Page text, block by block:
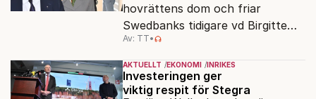
hovrättens dom och friar
Swedbanks tidigare vd Birgitte
Bonnesen från alla
brottsmisstankar.
Av: TT•
AKTUELLT EKONOMI INRIKES
Investeringen ger
viktig respit för Stegra